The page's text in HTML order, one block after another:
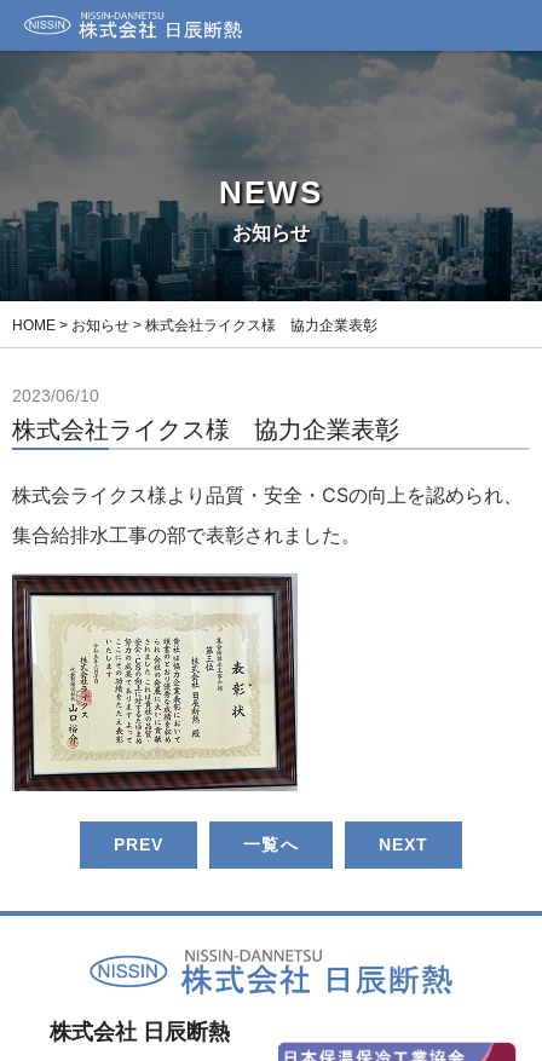
NEWS
お知らせ
HOME > お知らせ > 株式会社ライクス様 協力企業表彰
2023/06/10
株式会社ライクス様 協力企業表彰
株式会ライクス様より品質・安全・CSの向上を認められ、
集合給排水工事の部で表彰されました 。
PREV 一覧へ NEXT
株式会社 日辰断熱